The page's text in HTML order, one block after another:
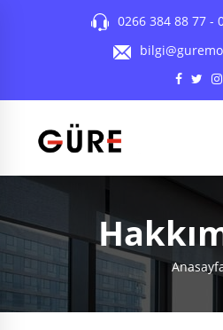
0266 384 88 77 -